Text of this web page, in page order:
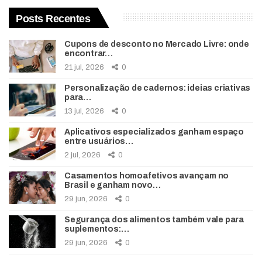
Posts Recentes
Cupons de desconto no Mercado Livre: onde
encontrar…
21 jul, 2026 0
Personalização de cadernos: ideias criativas
para…
13 jul, 2026 0
Aplicativos especializados ganham espaço
entre usuários…
2 jul, 2026 0
Casamentos homoafetivos avançam no
Brasil e ganham novo…
29 jun, 2026 0
Segurança dos alimentos também vale para
suplementos:…
29 jun, 2026 0